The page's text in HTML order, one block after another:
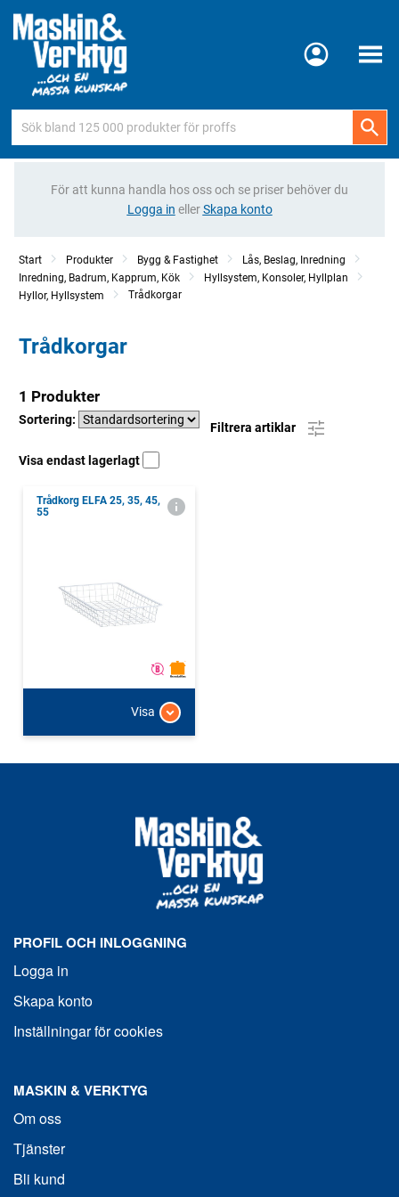
Meny
För att kunna handla hos oss och se priser behöver du
Logga in ellerSkapa konto
Start Produkter Bygg & Fastighet
Lås, Beslag, Inredning
Inredning, Badrum, Kapprum, Kök
Hyllsystem, Konsoler, Hyllplan
Hyllor, Hyllsystem
Trådkorgar
Trådkorgar
1 Produkter
Sortering:
Filtrera artiklar
Visa endast lagerlagt
Trådkorg ELFA 25, 35, 45,
55
Visa
PROFIL OCH INLOGGNING
Logga in
Skapa konto
Inställningar för cookies
MASKIN & VERKTYG
Om oss
Tjänster
Bli kund